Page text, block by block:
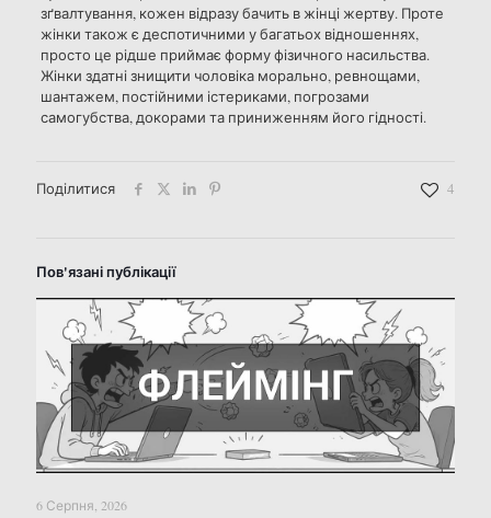
зґвалтування, кожен відразу бачить в жінці жертву. Проте
жінки також є деспотичними у багатьох відношеннях,
просто це рідше приймає форму фізичного насильства.
Жінки здатні знищити чоловіка морально, ревнощами,
шантажем, постійними істериками, погрозами
самогубства, докорами та приниженням його гідності.
Поділитися 4
Пов'язані публікації
6 Серпня, 2026